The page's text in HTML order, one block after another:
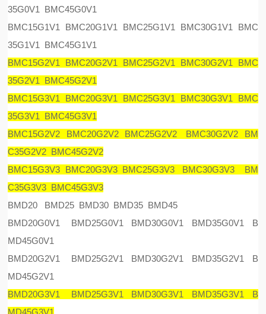
35G0V1 BMC45G0V1
BMC15G1V1 BMC20G1V1 BMC25G1V1 BMC30G1V1 BMC
35G1V1 BMC45G1V1
BMC15G2V1 BMC20G2V1 BMC25G2V1 BMC30G2V1 BMC
35G2V1 BMC45G2V1
BMC15G3V1 BMC20G3V1 BMC25G3V1 BMC30G3V1 BMC
35G3V1 BMC45G3V1
BMC15G2V2 BMC20G2V2 BMC25G2V2 BMC30G2V2 BM
C35G2V2 BMC45G2V2
BMC15G3V3 BMC20G3V3 BMC25G3V3 BMC30G3V3 BM
C35G3V3 BMC45G3V3
BMD20 BMD25 BMD30 BMD35 BMD45
BMD20G0V1 BMD25G0V1 BMD30G0V1 BMD35G0V1 B
MD45G0V1
BMD20G2V1 BMD25G2V1 BMD30G2V1 BMD35G2V1 B
MD45G2V1
BMD20G3V1 BMD25G3V1 BMD30G3V1 BMD35G3V1 B
MD45G3V1